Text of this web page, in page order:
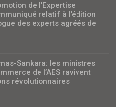
de l’Expertise
relatif à l’édition
des experts agréés de
Sankara: les ministres
de l’AES ravivent
révolutionnaires